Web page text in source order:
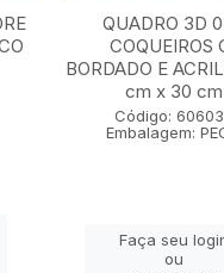
QUADRO 3D
COQUEIROS
BORDADO E
cm x 30 cm
Código:
Embalagem:
Faça seu
ou